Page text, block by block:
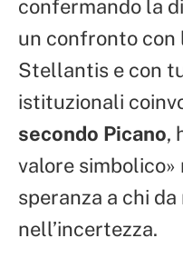
confermando la
un confronto con
Stellantis e con
istituzionali
secondo Picano,
valore
speranza a chi da
nell’incertezza.